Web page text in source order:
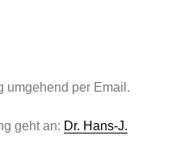
umgehend per Email.
geht an: Dr. Hans-J.